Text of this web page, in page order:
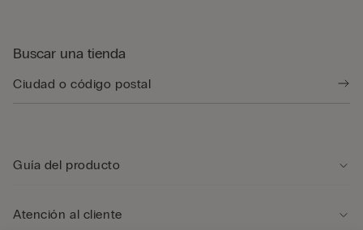
Buscar una tienda
Guía del producto
Atención al cliente